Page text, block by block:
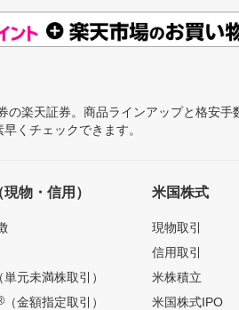
楽天証券。商品ラインアップと格安
くチェックできます。
物・信用）
単元未満株取引）
（金額指定取引）
米国株式
現物取引
信用取引
米株積立
米国株式IPO